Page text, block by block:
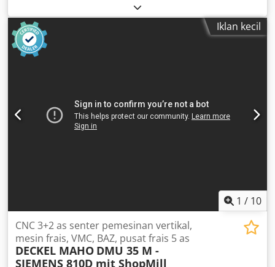
sumbu SPINDEL diperbaiki pada 01/2026 Pengendali
Heidenhain iTNC 530 Jam kerja: 11.275 jam program Jarak
sumbu x: 500 mm Jarak sumbu y: 450 mm Jarak sumbu z:
400 mm Pengendali iTNC 530 Heidenhain Rentang
kecepatan – spindel utama 20 – 10.000 rpm Pemasangan
alat maksimum 6 kg Kecepatan cepat 24 m/menit Gaya
umpan 4,5 kN Kecepatan umpan 1 – 24.000 mm/menit
Total kebutuhan daya 26 kVA Berat mesin sekitar 4,5 t
Iklan kecil
1 / 10
CNC 3+2 as senter pemesinan vertikal,
mesin frais, VMC, BAZ, pusat frais 5 as
DECKEL MAHO DMU 35 M -
SIEMENS 810D mit ShopMill